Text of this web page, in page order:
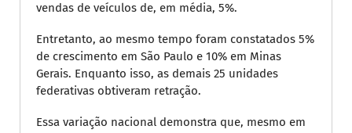
vendas de veículos de, em média, 5%.
Entretanto, ao mesmo tempo foram constatados 5%
de crescimento em São Paulo e 10% em Minas
Gerais. Enquanto isso, as demais 25 unidades
federativas obtiveram retração.
Essa variação nacional demonstra que, mesmo em